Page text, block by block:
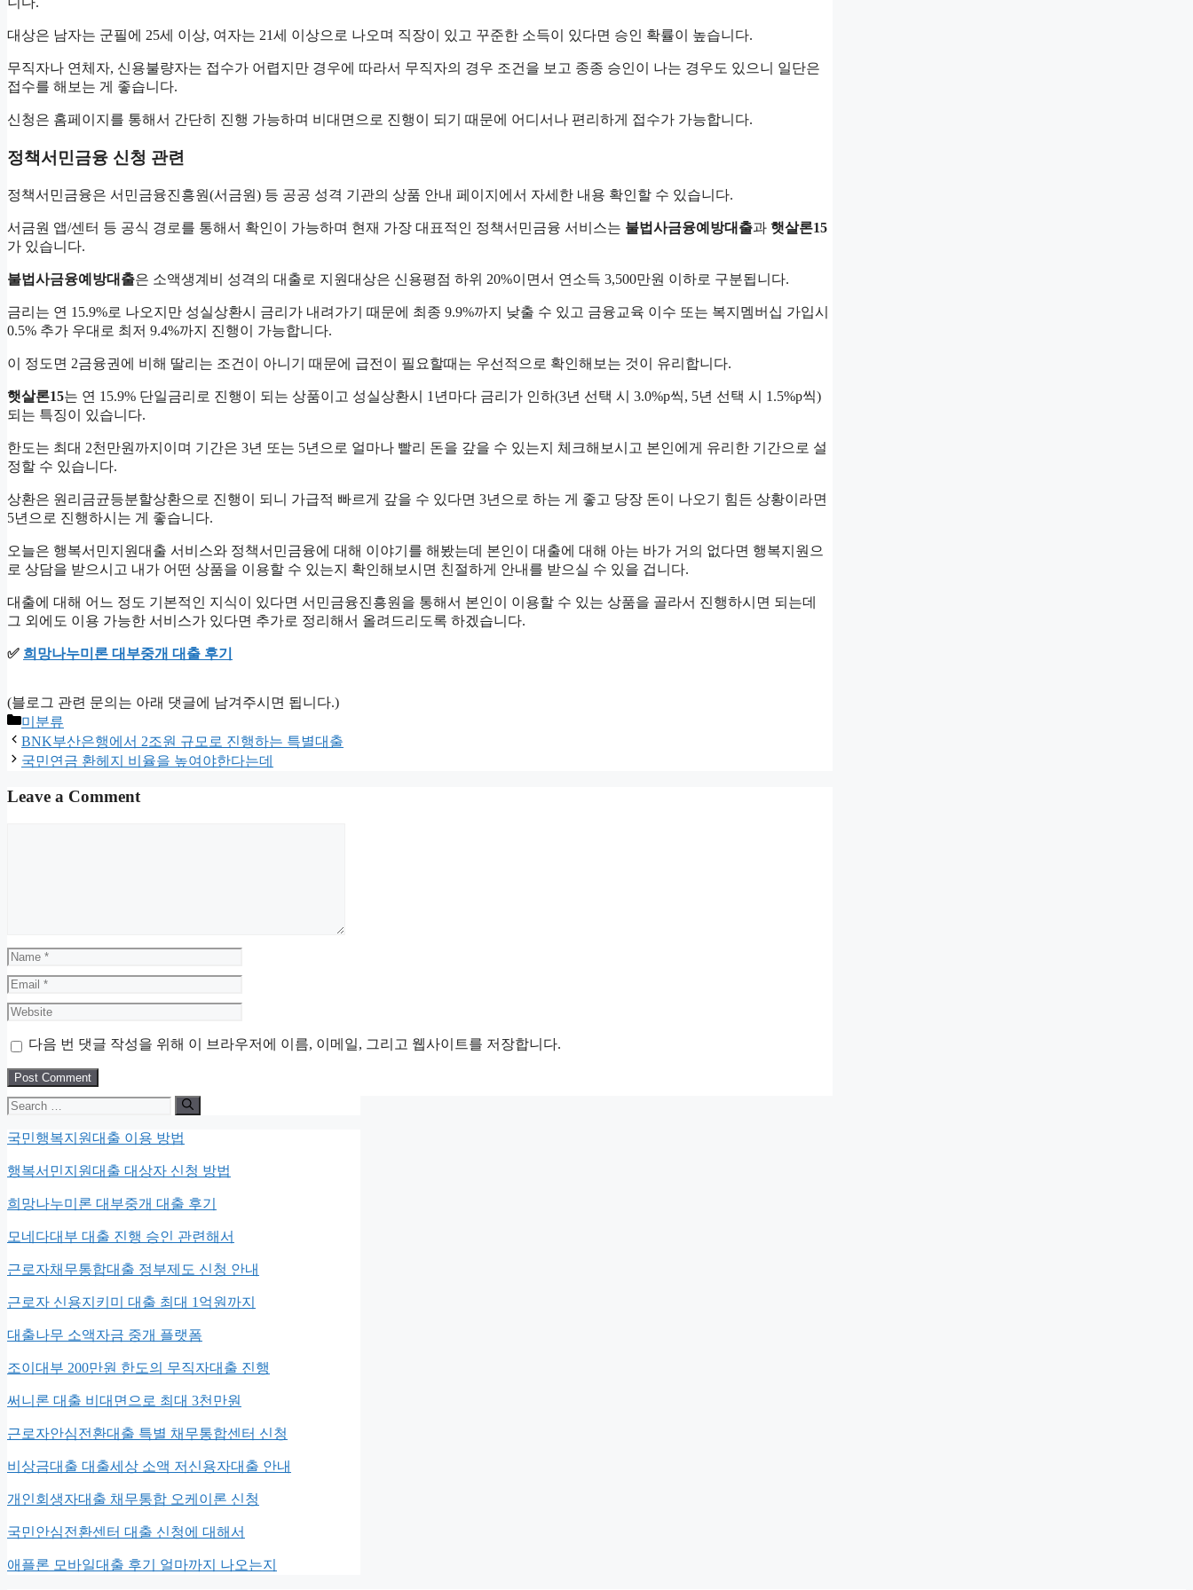
대상은 남자는 군필에 25세 이상, 여자는 21세 이상으로 나오며 직장이 있고 꾸준한 소득이 있다면 승인 확률이 높습니다.
무직자나 연체자, 신용불량자는 접수가 어렵지만 경우에 따라서 무직자의 경우 조건을 보고 종종 승인이 나는 경우도 있으니 일단은
접수를 해보는 게 좋습니다.
신청은 홈페이지를 통해서 간단히 진행 가능하며 비대면으로 진행이 되기 때문에 어디서나 편리하게 접수가 가능합니다.
정책서민금융 신청 관련
정책서민금융은 서민금융진흥원(서금원) 등 공공 성격 기관의 상품 안내 페이지에서 자세한 내용 확인할 수 있습니다.
서금원 앱/센터 등 공식 경로를 통해서 확인이 가능하며 현재 가장 대표적인 정책서민금융 서비스는 불법사금융예방대출과 햇살론15
가 있습니다.
불법사금융예방대출은 소액생계비 성격의 대출로 지원대상은 신용평점 하위 20%이면서 연소득 3,500만원 이하로 구분됩니다.
금리는 연 15.9%로 나오지만 성실상환시 금리가 내려가기 때문에 최종 9.9%까지 낮출 수 있고 금융교육 이수 또는 복지멤버십 가입시
0.5% 추가 우대로 최저 9.4%까지 진행이 가능합니다.
이 정도면 2금융권에 비해 딸리는 조건이 아니기 때문에 급전이 필요할때는 우선적으로 확인해보는 것이 유리합니다.
햇살론15는 연 15.9% 단일금리로 진행이 되는 상품이고 성실상환시 1년마다 금리가 인하(3년 선택 시 3.0%p씩, 5년 선택 시 1.5%p씩)
되는 특징이 있습니다.
한도는 최대 2천만원까지이며 기간은 3년 또는 5년으로 얼마나 빨리 돈을 갚을 수 있는지 체크해보시고 본인에게 유리한 기간으로 설
정할 수 있습니다.
상환은 원리금균등분할상환으로 진행이 되니 가급적 빠르게 갚을 수 있다면 3년으로 하는 게 좋고 당장 돈이 나오기 힘든 상황이라면
5년으로 진행하시는 게 좋습니다.
오늘은 행복서민지원대출 서비스와 정책서민금융에 대해 이야기를 해봤는데 본인이 대출에 대해 아는 바가 거의 없다면 행복지원으
로 상담을 받으시고 내가 어떤 상품을 이용할 수 있는지 확인해보시면 친절하게 안내를 받으실 수 있을 겁니다.
대출에 대해 어느 정도 기본적인 지식이 있다면 서민금융진흥원을 통해서 본인이 이용할 수 있는 상품을 골라서 진행하시면 되는데
그 외에도 이용 가능한 서비스가 있다면 추가로 정리해서 올려드리도록 하겠습니다.
✅ 희망나누미론 대부중개 대출 후기
(블로그 관련 문의는 아래 댓글에 남겨주시면 됩니다.)
Categories
미분류
BNK부산은행에서 2조원 규모로 진행하는 특별대출
국민연금 환헤지 비율을 높여야한다는데
Leave a Comment
Name
Email
Website
다음 번 댓글 작성을 위해 이 브라우저에 이름, 이메일, 그리고 웹사이트를 저장합니다.
Search
for:
국민행복지원대출 이용 방법
행복서민지원대출 대상자 신청 방법
희망나누미론 대부중개 대출 후기
모네다대부 대출 진행 승인 관련해서
근로자채무통합대출 정부제도 신청 안내
근로자 신용지키미 대출 최대 1억원까지
대출나무 소액자금 중개 플랫폼
조이대부 200만원 한도의 무직자대출 진행
써니론 대출 비대면으로 최대 3천만원
근로자안심전환대출 특별 채무통합센터 신청
비상금대출 대출세상 소액 저신용자대출 안내
개인회생자대출 채무통합 오케이론 신청
국민안심전환센터 대출 신청에 대해서
애플론 모바일대출 후기 얼마까지 나오는지